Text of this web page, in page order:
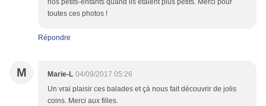
nos petits-enfants quand ils étaient plus petits. Merci pour
toutes ces photos !
Répondre
M Marie-L 04/09/2017 05:26
Un vrai plaisir ces balades et çà nous fait découvrir de jolis
coins. Merci aux filles.